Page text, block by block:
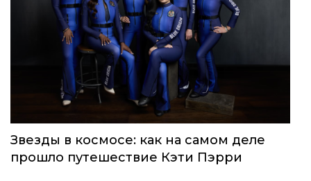
Звезды в космосе: как на самом деле
прошло путешествие Кэти Пэрри